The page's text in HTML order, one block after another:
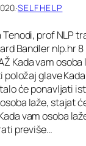
·SELFHELP
Tenodi, prof NLP
Bandler nlp.hr 8
Kada vam
glave
će ponavljati
laže, stajat
vam osoba
previše…